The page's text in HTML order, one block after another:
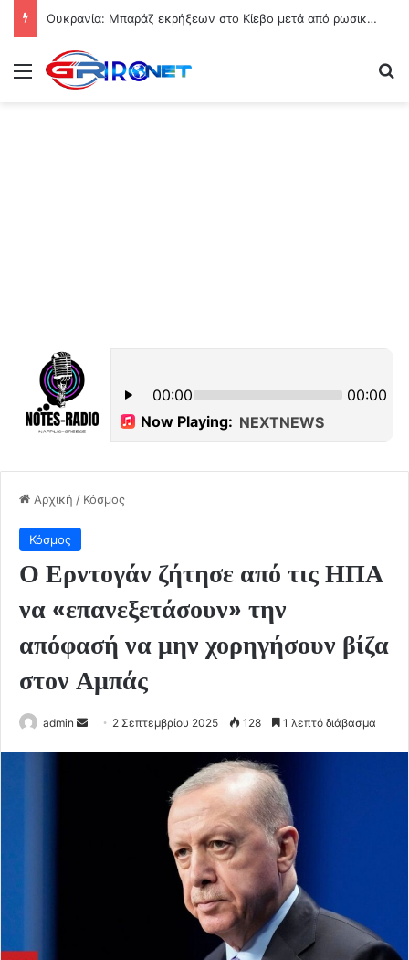
Ουκρανία: Μπαράζ εκρήξεων στο Κίεβο μετά από ρωσική πυραυλική επίθεση – Πυρκαγιά σε δύο συνοικίες
Μενού
Αρχική / Κόσμος
Κόσμος
Ο Ερντογάν ζήτησε από τις ΗΠΑ
να «επανεξετάσουν» την
απόφασή να μην χορηγήσουν βίζα
στον Αμπάς
admin
Send 2 Σεπτεμβρίου 2025 128 1 λεπτό διάβασμα